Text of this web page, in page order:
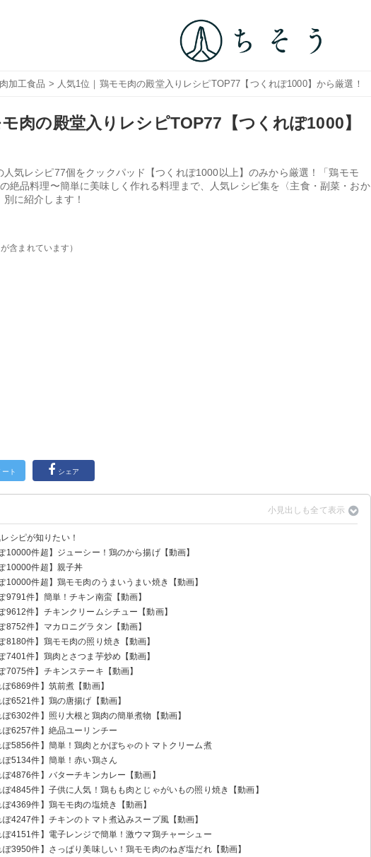
加工食品 > 人気1位｜鶏モモ肉の殿堂入りレシピTOP77【つくれぽ1000】から厳選！
肉の殿堂入りレシピTOP77【つくれぽ1000】
気レシピ77個をクックパッド【つくれぽ1000以上】のみから厳選！「鶏モモ
絶品料理〜簡単に美味しく作れる料理まで、人気レシピ集を〈主食・副菜・おか
に紹介します！
含まれています）
ート シェア
シピが知りたい！
10000件超】ジューシー！鶏のから揚げ【動画】
10000件超】親子丼
10000件超】鶏モモ肉のうまいうまい焼き【動画】
9791件】簡単！チキン南蛮【動画】
9612件】チキンクリームシチュー【動画】
8752件】マカロニグラタン【動画】
8180件】鶏モモ肉の照り焼き【動画】
7401件】鶏肉とさつま芋炒め【動画】
7075件】チキンステーキ【動画】
ぽ6869件】筑前煮【動画】
ぽ6521件】鶏の唐揚げ【動画】
ぽ6302件】照り大根と鶏肉の簡単煮物【動画】
ぽ6257件】絶品ユーリンチー
ぽ5856件】簡単！鶏肉とかぼちゃのトマトクリーム煮
ぽ5134件】簡単！赤い鶏さん
ぽ4876件】バターチキンカレー【動画】
ぽ4845件】子供に人気！鶏もも肉とじゃがいもの照り焼き【動画】
ぽ4369件】鶏モモ肉の塩焼き【動画】
ぽ4247件】チキンのトマト煮込みスープ風【動画】
ぽ4151件】電子レンジで簡単！激ウマ鶏チャーシュー
ぽ3950件】さっぱり美味しい！鶏モモ肉のねぎ塩だれ【動画】